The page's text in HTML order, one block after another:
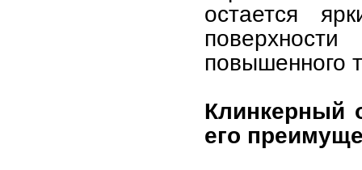
остается
повышенного
Клинкерный
его